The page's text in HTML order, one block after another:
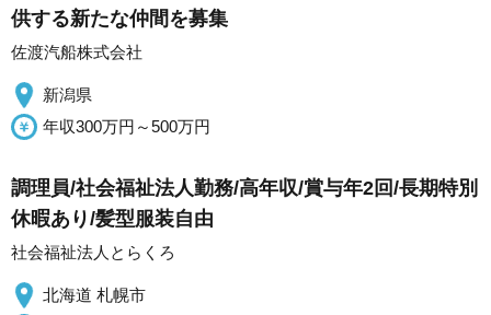
供する新たな仲間を募集
佐渡汽船株式会社
新潟県
年収300万円～500万円
調理員/社会福祉法人勤務/高年収/賞与年2回/長期特別
休暇あり/髪型服装自由
社会福祉法人とらくろ
北海道 札幌市